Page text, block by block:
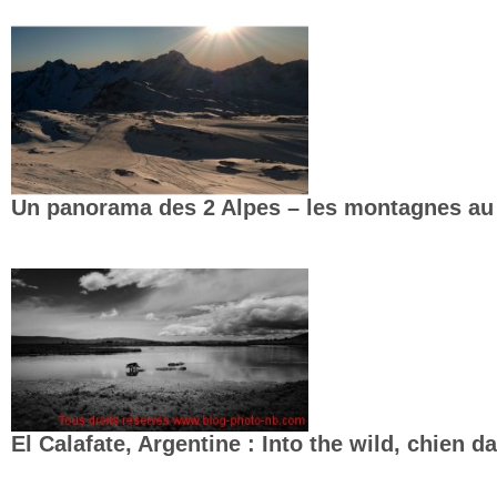
Un panorama des 2 Alpes – les montagnes
El Calafate, Argentine : Into the wild, chien